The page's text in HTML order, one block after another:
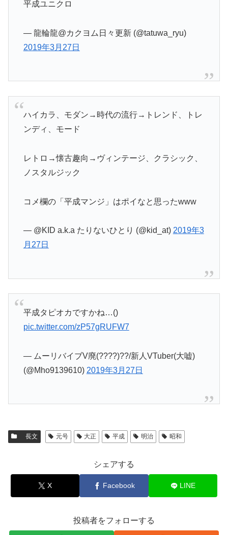
平成ユニクロ
— 龍輪龍@カクヨム日々更新 (@tatuwa_ryu)
2019年3月27日
ハイカラ、モダン→時代の流行→トレンド、トレ
ンディ、モード
レトロ→懐古趣向→ヴィンテージ、クラシック、
ノスタルジック
コメ欄の「平成マンジ」はポイなと思ったwww
— @KID a.k.a たりないひとり (@kid_at) 2019年3
月27日
平成タピオカですかね…()
pic.twitter.com/zP57gRUFW7
— ムーリバイブV廃(????)??/新人VTuber(大嘘)
(@Mho9139610) 2019年3月27日
長文 元号 大正 平成 明治 昭和
シェアする
X Facebook LINE
投稿者をフォローする